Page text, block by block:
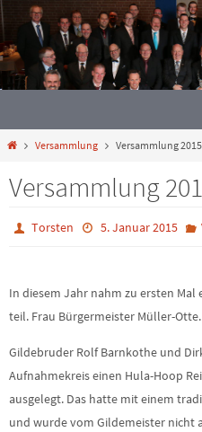
Zum
springen
StartVersammlung Versammlung 2015
Versammlung
Torsten 5. Januar 2015
In diesem Jahr nahm zu ersten
teil. Frau Bürgermeister Müller-Otte.
Gildebruder Rolf Barnkothe und
Aufnahmekreis einen Hula-Hoop
ausgelegt. Das hatte mit einem
und wurde vom Gildemeister nicht